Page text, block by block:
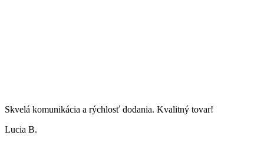
Skvelá komunikácia a rýchlosť dodania. Kvalitný tovar!
Lucia B.